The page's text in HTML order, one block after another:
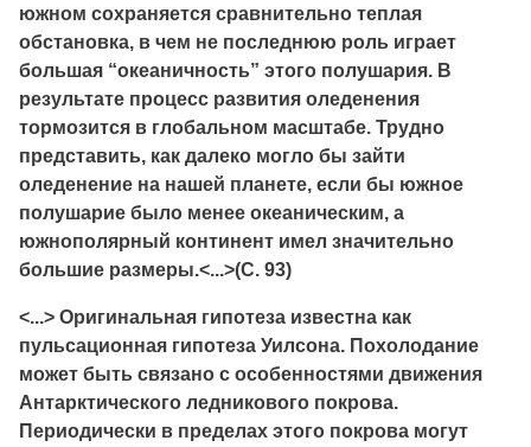
южном сохраняется сравнительно теплая
обстановка, в чем не последнюю роль играет
большая “океаничность” этого полушария. В
результате процесс развития оледенения
тормозится в глобальном масштабе. Трудно
представить, как далеко могло бы зайти
оледенение на нашей планете, если бы южное
полушарие было менее океаническим, а
южнополярный континент имел значительно
большие размеры.<...>(С. 93)
<...> Оригинальная гипотеза известна как
пульсационная гипотеза Уилсона. Похолодание
может быть связано с особенностями движения
Антарктического ледникового покрова.
Периодически в пределах этого покрова могут